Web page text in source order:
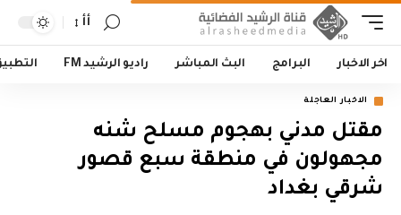
أأ
اخر الاخبار البرامج البث المباشر راديو الرشيد FM
الاخبار العاجلة
مقتل مدني بهجوم مسلح شنه
مجهولون في منطقة سبع قصور
شرقي بغداد